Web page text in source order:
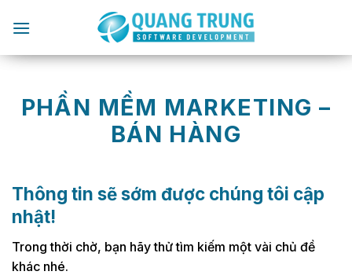
đến
PHẦN MỀM MARKETING –
BÁN HÀNG
Thông tin sẽ sớm được chúng tôi cập
nhật!
Trong thời chờ, bạn hãy thử tìm kiếm một vài chủ đề
khác nhé.